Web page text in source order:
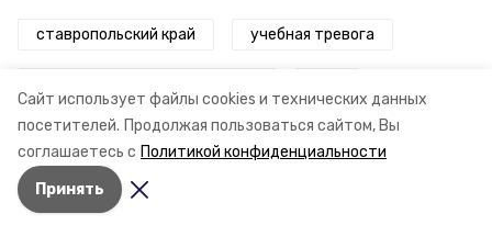
Сайт использует файлы cookies и технических данных
посетителей. Продолжая пользоваться сайтом, Вы
соглашаетесь с Политикой конфиденциальности
Принять
ставропольский край учебная тревога
Авторы: Алина Журавлёва